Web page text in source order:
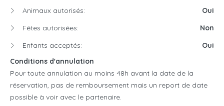
Animaux autorisés:
Oui
Fêtes autorisées:
Non
Enfants acceptés:
Oui
Conditions d'annulation
Pour toute annulation au moins 48h avant la date de la
réservation, pas de remboursement mais un report de date
possible à voir avec le partenaire.